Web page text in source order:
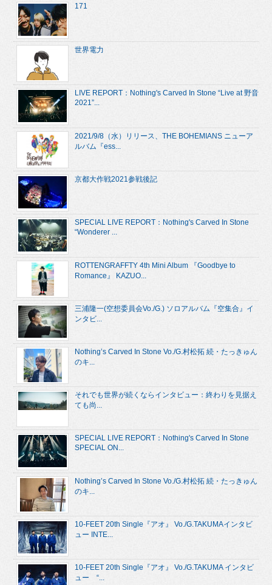
171
世界電力
LIVE REPORT：Nothing's Carved In Stone “Live at 野音
2021”...
2021/9/8（水）リリース、THE BOHEMIANS ニューア
ルバム『ess...
京都大作戦2021参戦後記
SPECIAL LIVE REPORT：Nothing's Carved In Stone
“Wonderer ...
ROTTENGRAFFTY 4th Mini Album 『Goodbye to
Romance』 KAZUO...
三浦隆一(空想委員会Vo./G.) ソロアルバム『空集合』イ
ンタビ...
Nothing’s Carved In Stone Vo./G.村松拓 続・たっきゅん
のキ...
それでも世界が続くならインタビュー：終わりを見据え
ても尚...
SPECIAL LIVE REPORT：Nothing's Carved In Stone
SPECIAL ON...
Nothing’s Carved In Stone Vo./G.村松拓 続・たっきゅん
のキ...
10-FEET 20th Single『アオ』 Vo./G.TAKUMAインタビ
ュー INTE...
10-FEET 20th Single『アオ』 Vo./G.TAKUMA インタビ
ュー “...